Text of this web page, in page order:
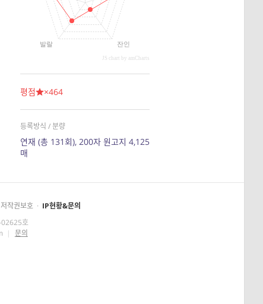
잔인
발랄
JS chart by amCharts
평점 ×464
등록방식 / 분량
연재 (총 131회), 200자 원고지 4,125
매
저작권보호 · IP현황&문의
02625호
| 문의